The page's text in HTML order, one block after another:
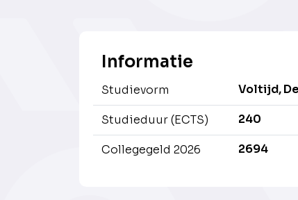
Informatie
Studievorm Voltijd,
Studieduur (ECTS) 240
Collegegeld 2026 2694